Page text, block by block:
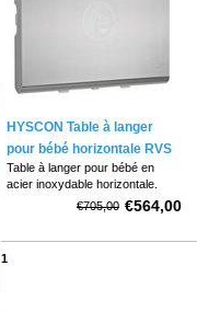
HYSCON Table à langer
pour bébé horizontale RVS
Table à langer pour bébé en
acier inoxydable horizontale.
Convient pour un montage
Comprend un distributeur
€564,00
€705,00
1